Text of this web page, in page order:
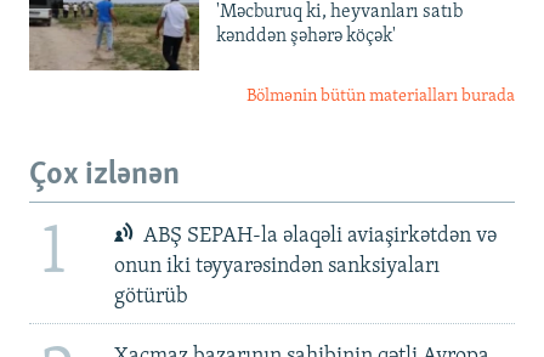
'Məcburuq ki, heyvanları satıb
kənddən şəhərə köçək'
Bölmənin bütün materialları burada
Çox izlənən
1
ABŞ SEPAH-la əlaqəli aviaşirkətdən və
onun iki təyyarəsindən sanksiyaları
götürüb